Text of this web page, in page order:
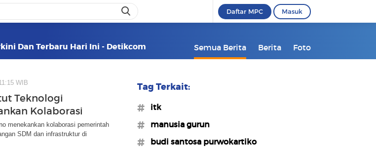
Daftar MPC Masuk
Dan Terbaru Hari Ini - Detikcom Semua Berita Berita Foto
WIB
Teknologi
Kolaborasi
menekankan kolaborasi pemerintah
SDM dan infrastruktur di
Tag Terkait:
#itk
#manusia gurun
#budi santosa purwokartiko